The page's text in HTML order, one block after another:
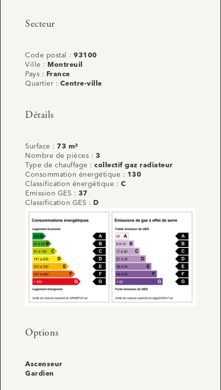
Secteur
Code postal : 93100
Ville :
Montreuil
Pays :
France
Quartier : Centre-ville
Détails
Surface : 73 m²
Nombre de pièces : 3
Type de chauffage : collectif gaz radiateur
Consommation énergétique : 130
Classification énergétique : C
Emission GES : 37
Classification GES :
D
Options
Ascenseur
Gardien